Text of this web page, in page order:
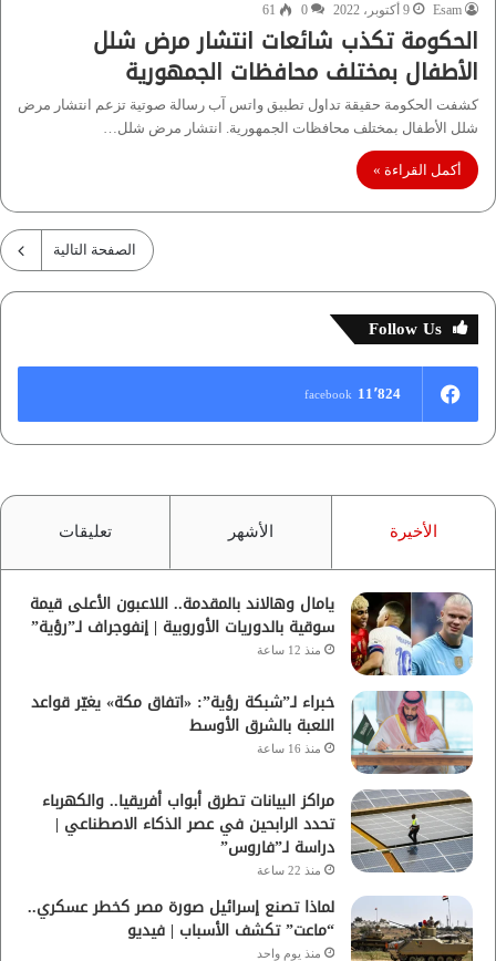
Esam 9 أكتوبر، 2022 0
61
الحكومة تكذب شائعات انتشار مرض شلل
الأطفال بمختلف محافظات الجمهورية
كشفت الحكومة حقيقة تداول تطبيق واتس آب رسالة صوتية تزعم انتشار مرض
شلل الأطفال بمختلف محافظات الجمهورية. انتشار مرض شلل…
أكمل القراءة »
الصفحة التالية
Follow Us
11٬824 facebook
الأخيرة الأشهر تعليقات
يامال وهالاند بالمقدمة.. اللاعبون الأعلى قيمة
سوقية بالدوريات الأوروبية | إنفوجراف لـ”رؤية”
منذ 12 ساعة
خبراء لـ”شبكة رؤية”: «اتفاق مكة» يغيّر قواعد
اللعبة بالشرق الأوسط
منذ 16 ساعة
مراكز البيانات تطرق أبواب أفريقيا.. والكهرباء
تحدد الرابحين في عصر الذكاء الاصطناعي |
دراسة لـ”فاروس”
منذ 22 ساعة
لماذا تصنع إسرائيل صورة مصر كخطر عسكري..
“ماعت” تكشف الأسباب | فيديو
منذ يوم واحد